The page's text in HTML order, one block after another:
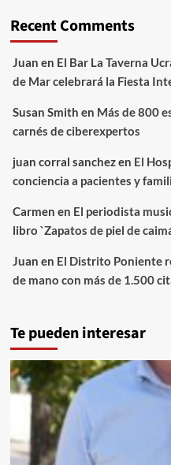
Recent Comments
Juan en El Bar La Taverna
de Mar celebrará la Fiesta
Susan Smith en Más de 800
carnés de ciberexpertos
juan corral sanchezen El
conciencia a pacientes y
Carmen en El periodista
libro `Zapatos de piel de
Juan en El Distrito Poniente
de mano con más de 1.500
Te pueden interesar